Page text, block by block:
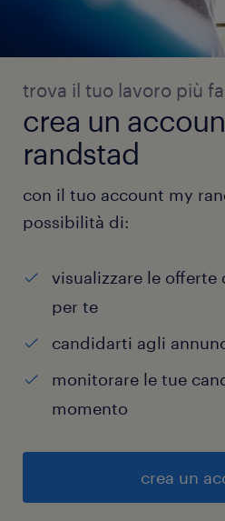
trova il tuo lavoro più
crea un
randstad
con il tuo account my
possibilità di:
visualizzare le
per te
candidarti agli
monitorare le tue
momento
crea un